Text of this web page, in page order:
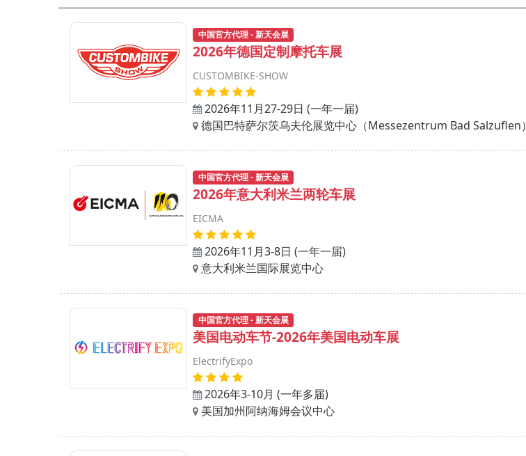
中国官方代理 - 新天会展
2026年德国定制摩托车展
CUSTOMBIKE-SHOW
2026年11月27-29日 (一年一届)
德国巴特萨尔茨乌夫伦展览中心（Messezentrum Bad Salzuflen）
中国官方代理 - 新天会展
2026年意大利米兰两轮车展
EICMA
2026年11月3-8日 (一年一届)
意大利米兰国际展览中心
中国官方代理 - 新天会展
美国电动车节-2026年美国电动车展
ElectrifyExpo
2026年3-10月 (一年多届)
美国加州阿纳海姆会议中心